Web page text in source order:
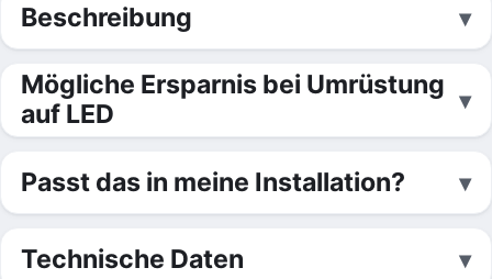
Beschreibung
Mögliche Ersparnis bei Umrüstung
auf LED
Passt das in meine Installation?
Technische Daten